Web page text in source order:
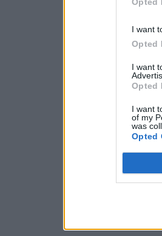
I want
Opted
I want
Opted
I want
of my
was
Opted